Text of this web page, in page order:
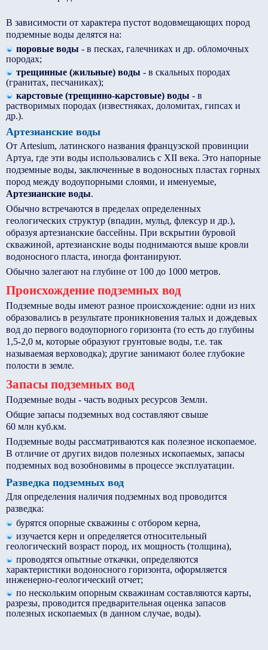
В зависимости от характера пустот водовмещающих пород
подземные воды делятся на:
поровые воды - в песках, галечниках и др. обломочных
породах;
трещинные (жильные) воды - в скальных породах
(гранитах, песчаниках);
карстовые (трещинно-карстовые) воды - в
растворимых породах (известняках, доломитах, гипсах и
др.).
Артезианские воды
От Artesium, латинского названия французской провинции
Артуа, где эти воды использовались с XII века. Это напорные
подземные воды, заключенные в водоносных пластах горных
пород между водоупорными слоями, и именуемые,
Артезианские воды.
Обычно встречаются в пределах определенных
геологических структур (впадин, мульд, флексур и др.),
образуя артезианские бассейны. При вскрытии буровой
скважиной, артезианские воды поднимаются выше кровли
водоносного пласта, иногда фонтанируют.
Обычно залегают на глубине от 100 до 1000 метров.
Происхождение подземных вод
Подземные воды имеют разное происхождение: одни из них
образовались в результате проникновения талых и дождевых
вод до первого водоупорного горизонта (то есть до глубины
1,5-2,0 м, которые образуют грунтовые воды, т.е. так
называемая верховодка); другие занимают более глубокие
полости в земле.
Запасы подземных вод
Подземные воды - часть водных ресурсов Земли.
Общие запасы подземных вод составляют свыше
60 млн куб.км.
Подземные воды рассматриваются как полезное ископаемое.
В отличие от других видов полезных ископаемых, запасы
подземных вод возобновимы в процессе эксплуатации.
Разведка подземных вод
Для определения наличия подземных вод проводится
разведка:
бурятся опорные скважины с отбором керна,
изучается керн и определяется относительный
геологический возраст пород, их мощность (толщина),
проводятся опытные откачки, определяются
характеристики водоносного горизонта, оформляется
инженерно-геологический отчет;
по нескольким опорным скважинам составляются карты,
разрезы, проводится предварительная оценка запасов
полезных ископаемых (в данном случае, воды).